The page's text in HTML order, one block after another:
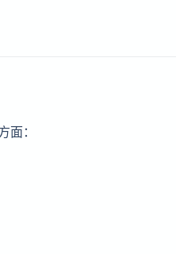
：